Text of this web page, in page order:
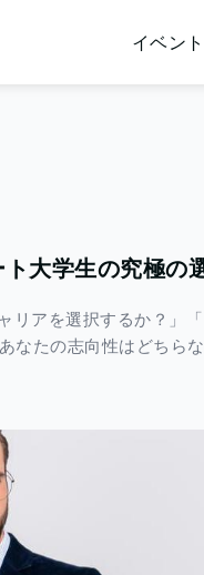
イベント
大学生の究極の
アを選択するか？」
なたの志向性はどちら